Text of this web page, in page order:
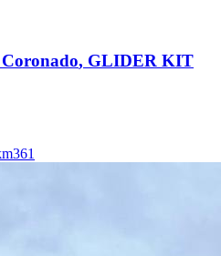
Coronado, GLIDER KIT
361